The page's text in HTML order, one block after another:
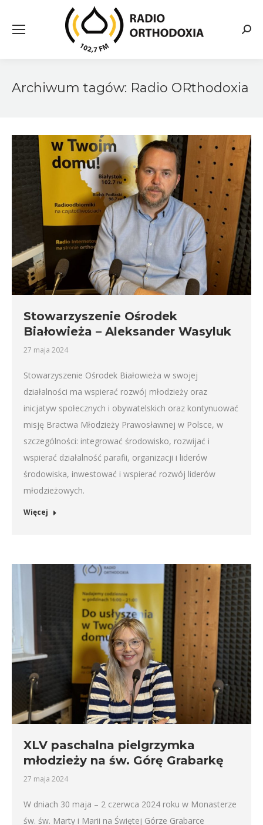
Archiwum tagów: Radio ORthodoxia
Stowarzyszenie Ośrodek
Białowieża – Aleksander Wasyluk
27 maja 2024
Stowarzyszenie Ośrodek Białowieża w swojej
działalności ma wspierać rozwój młodzieży oraz
inicjatyw społecznych i obywatelskich oraz kontynuować
misję Bractwa Młodzieży Prawosławnej w Polsce, w
szczególności: integrować środowisko, rozwijać i
wspierać działalność parafii, organizacji i liderów
środowiska, inwestować i wspierać rozwój liderów
młodzieżowych.
Więcej
XLV paschalna pielgrzymka
młodzieży na św. Górę Grabarkę
27 maja 2024
W dniach 30 maja – 2 czerwca 2024 roku w Monasterze
św. św. Marty i Marii na Świętej Górze Grabarce